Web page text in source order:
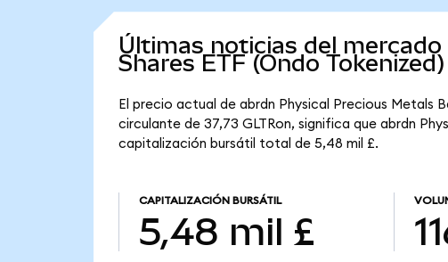
Últimas noticias del
Shares ETF (Ondo Tokenized)
El precio actual de abrdn Physical Precious Metals
circulante de 37,73 GLTRon, significa que abrdn
capitalización bursátil total de 5,48 mil £.
CAPITALIZACIÓN BURSÁTIL
5,48 mil £